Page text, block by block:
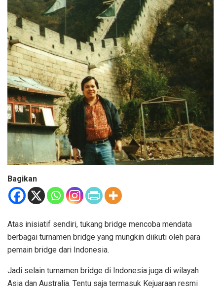
Bagikan
Atas inisiatif sendiri, tukang bridge mencoba mendata
berbagai turnamen bridge yang mungkin diikuti oleh para
pemain bridge dari Indonesia.
Jadi selain turnamen bridge di Indonesia juga di wilayah
Asia dan Australia. Tentu saja termasuk Kejuaraan resmi